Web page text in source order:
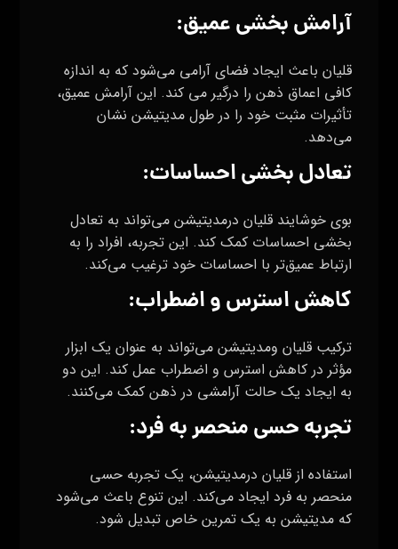
آرامش بخشی عمیق:
قلیان باعث ایجاد فضای آرامی می‌شود که به اندازه
کافی اعماق ذهن را درگیر می کند. این آرامش عمیق،
تأثیرات مثبت خود را در طول مدیتیشن نشان
می‌دهد.
تعادل بخشی احساسات:
بوی خوشایند قلیان درمدیتیشن می‌تواند به تعادل
بخشی احساسات کمک کند. این تجربه، افراد را به
ارتباط عمیق‌تر با احساسات خود ترغیب می‌کند.
کاهش استرس و اضطراب:
ترکیب قلیان ومدیتیشن می‌تواند به عنوان یک ابزار
مؤثر در کاهش استرس و اضطراب عمل کند. این دو
به ایجاد یک حالت آرامشی در ذهن کمک می‌کنند.
تجربه حسی منحصر به فرد:
استفاده از قلیان درمدیتیشن، یک تجربه حسی
منحصر به فرد ایجاد می‌کند. این تنوع باعث می‌شود
که مدیتیشن به یک تمرین خاص تبدیل شود.